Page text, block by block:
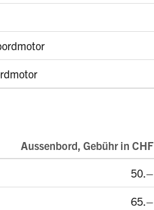
Aussenbord, Gebühr in CHF
50.–
65.–